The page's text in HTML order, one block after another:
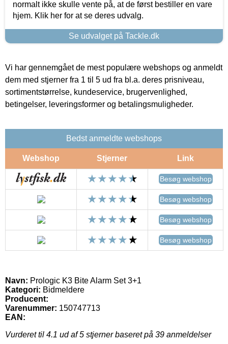
normalt ikke skulle vente på, at de først bestiller en vare
hjem. Klik her for at se deres udvalg.
Se udvalget på Tackle.dk
Vi har gennemgået de mest populære webshops og anmeldt
dem med stjerner fra 1 til 5 ud fra bl.a. deres prisniveau,
sortimentstørrelse, kundeservice, brugervenlighed,
betingelser, leveringsformer og betalingsmuligheder.
Bedst anmeldte webshops
Webshop Stjerner Link
Besøg webshop
Besøg webshop
Besøg webshop
Besøg webshop
Navn: Prologic K3 Bite Alarm Set 3+1
Kategori: Bidmeldere
Producent:
Varenummer: 150747713
EAN:
Vurderet til 4.1 ud af 5 stjerner baseret på 39 anmeldelser